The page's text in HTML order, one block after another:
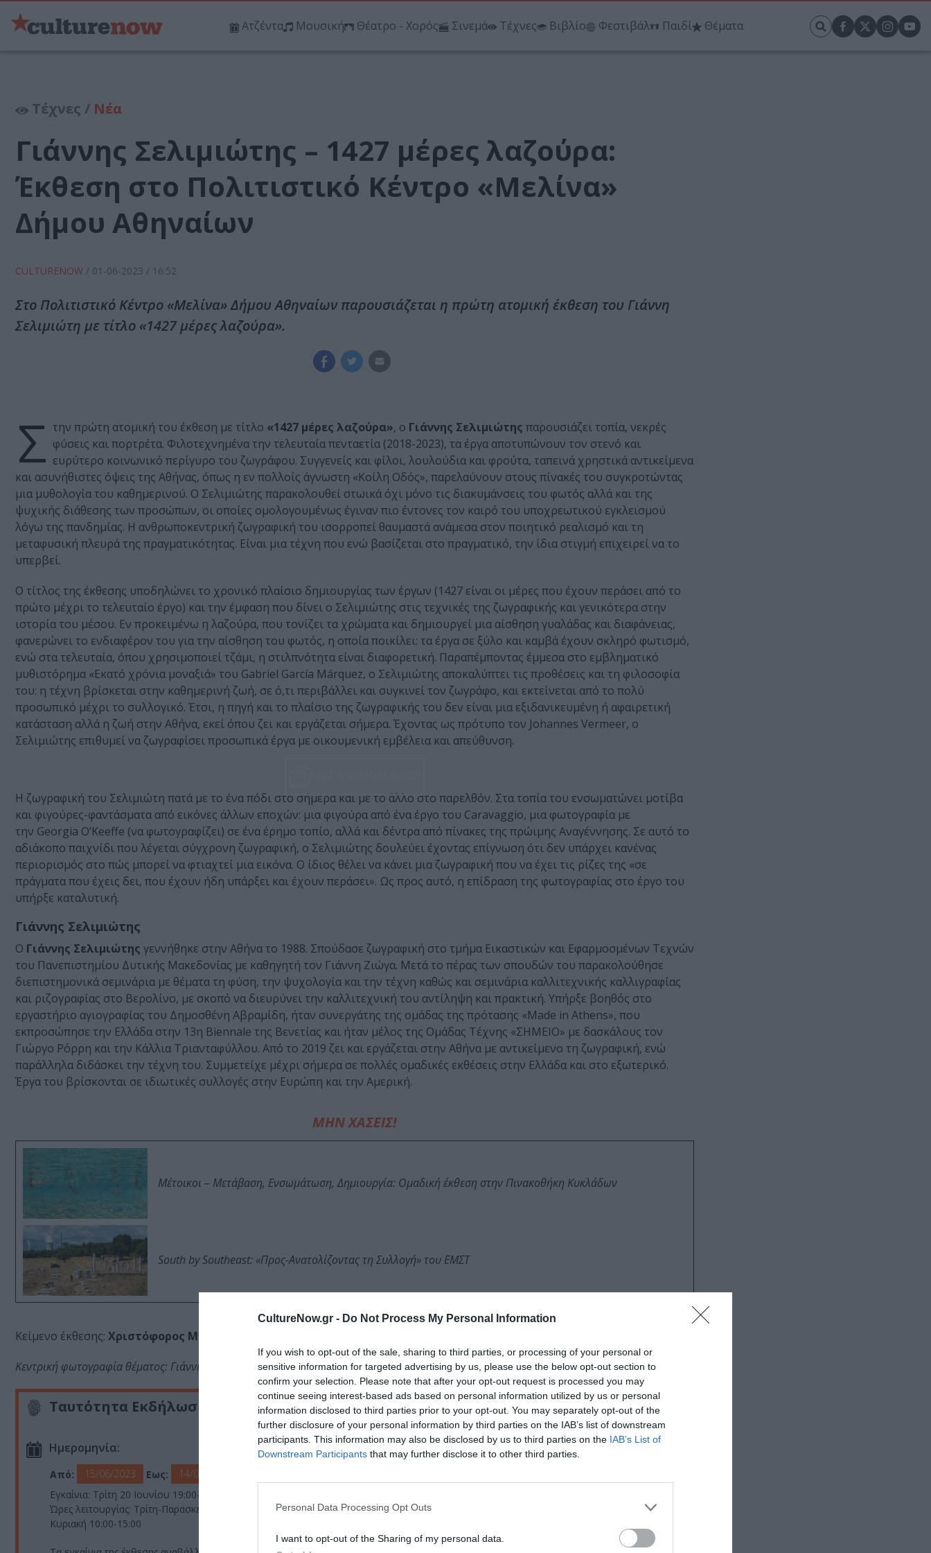
CultureNow.gr - Do Not Process My Personal Information
If you wish to opt-out of the sale, sharing to third parties, or processing of your personal or
sensitive information for targeted advertising by us, please use the below opt-out section to
confirm your selection. Please note that after your opt-out request is processed you may
continue seeing interest-based ads based on personal information utilized by us or personal
information disclosed to third parties prior to your opt-out. You may separately opt-out of the
further disclosure of your personal information by third parties on the IAB’s list of downstream
participants. This information may also be disclosed by us to third parties on the IAB’s List of
Downstream Participants that may further disclose it to other third parties.
Personal Data Processing Opt Outs
I want to opt-out of the Sharing of my personal data.
Ατζέντα Μουσική Θέατρο - Χορός Σινεμά Τέχνες Βιβλίο Φεστιβάλ Παιδί Θέματα
Τέχνες / Νέα
Γιάννης Σελιμιώτης – 1427 μέρες λαζούρα:
Έκθεση στο Πολιτιστικό Κέντρο «Μελίνα»
Δήμου Αθηναίων
CULTURENOW / 01-06-2023 / 16:52
Στο Πολιτιστικό Κέντρο «Μελίνα» Δήμου Αθηναίων παρουσιάζεται η πρώτη ατομική έκθεση του Γιάννη
Σελιμιώτη με τίτλο «1427 μέρες λαζούρα».
Σ την πρώτη ατομική του έκθεση με τίτλο «1427 μέρες λαζούρα», ο Γιάννης Σελιμιώτης παρουσιάζει τοπία, νεκρές
φύσεις και πορτρέτα. Φιλοτεχνημένα την τελευταία πενταετία (2018-2023), τα έργα αποτυπώνουν τον στενό και
ευρύτερο κοινωνικό περίγυρο του ζωγράφου. Συγγενείς και φίλοι, λουλούδια και φρούτα, ταπεινά χρηστικά αντικείμενα
και ασυνήθιστες όψεις της Αθήνας, όπως η εν πολλοίς άγνωστη «Κοίλη Οδός», παρελαύνουν στους πίνακές του συγκροτώντας
μια μυθολογία του καθημερινού. Ο Σελιμιώτης παρακολουθεί στωικά όχι μόνο τις διακυμάνσεις του φωτός αλλά και της
ψυχικής διάθεσης των προσώπων, οι οποίες ομολογουμένως έγιναν πιο έντονες τον καιρό του υποχρεωτικού εγκλεισμού
λόγω της πανδημίας. Η ανθρωποκεντρική ζωγραφική του ισορροπεί θαυμαστά ανάμεσα στον ποιητικό ρεαλισμό και τη
μεταφυσική πλευρά της πραγματικότητας. Είναι μια τέχνη που ενώ βασίζεται στο πραγματικό, την ίδια στιγμή επιχειρεί να το
υπερβεί.
Ο τίτλος της έκθεσης υποδηλώνει το χρονικό πλαίσιο δημιουργίας των έργων (1427 είναι οι μέρες που έχουν περάσει από το
πρώτο μέχρι το τελευταίο έργο) και την έμφαση που δίνει ο Σελιμιώτης στις τεχνικές της ζωγραφικής και γενικότερα στην
ιστορία του μέσου. Εν προκειμένω η λαζούρα, που τονίζει τα χρώματα και δημιουργεί μια αίσθηση γυαλάδας και διαφάνειας,
φανερώνει το ενδιαφέρον του για την αίσθηση του φωτός, η οποία ποικίλει: τα έργα σε ξύλο και καμβά έχουν σκληρό φωτισμό,
ενώ στα τελευταία, όπου χρησιμοποιεί τζάμι, η στιλπνότητα είναι διαφορετική. Παραπέμποντας έμμεσα στο εμβληματικό
μυθιστόρημα «Εκατό χρόνια μοναξιά» του Gabriel García Márquez, ο Σελιμιώτης αποκαλύπτει τις προθέσεις και τη φιλοσοφία
του: η τέχνη βρίσκεται στην καθημερινή ζωή, σε ό,τι περιβάλλει και συγκινεί τον ζωγράφο, και εκτείνεται από το πολύ
προσωπικό μέχρι το συλλογικό. Έτσι, η πηγή και το πλαίσιο της ζωγραφικής του δεν είναι μια εξιδανικευμένη ή αφαιρετική
κατάσταση αλλά η ζωή στην Αθήνα, εκεί όπου ζει και εργάζεται σήμερα. Έχοντας ως πρότυπο τον Johannes Vermeer, ο
Σελιμιώτης επιθυμεί να ζωγραφίσει προσωπικά έργα με οικουμενική εμβέλεια και απεύθυνση.
Η ζωγραφική του Σελιμιώτη πατά με το ένα πόδι στο σήμερα και με το άλλο στο παρελθόν. Στα τοπία του ενσωματώνει μοτίβα
και φιγούρες-φαντάσματα από εικόνες άλλων εποχών: μια φιγούρα από ένα έργο του Caravaggio, μια φωτογραφία με
την Georgia O’Keeffe (να φωτογραφίζει) σε ένα έρημο τοπίο, αλλά και δέντρα από πίνακες της πρώιμης Αναγέννησης. Σε αυτό το
αδιάκοπο παιχνίδι που λέγεται σύγχρονη ζωγραφική, ο Σελιμιώτης δουλεύει έχοντας επίγνωση ότι δεν υπάρχει κανένας
περιορισμός στο πώς μπορεί να φτιαχτεί μια εικόνα. Ο ίδιος θέλει να κάνει μια ζωγραφική που να έχει τις ρίζες της «σε
πράγματα που έχεις δει, που έχουν ήδη υπάρξει και έχουν περάσει». Ως προς αυτό, η επίδραση της φωτογραφίας στο έργο του
υπήρξε καταλυτική.
Γιάννης Σελιμιώτης
O Γιάννης Σελιμιώτης γεννήθηκε στην Αθήνα το 1988. Σπούδασε ζωγραφική στο τμήμα Εικαστικών και Εφαρμοσμένων Τεχνών
του Πανεπιστημίου Δυτικής Μακεδονίας με καθηγητή τον Γιάννη Ζιώγα. Μετά το πέρας των σπουδών του παρακολούθησε
διεπιστημονικά σεμινάρια με θέματα τη φύση, την ψυχολογία και την τέχνη καθώς και σεμινάρια καλλιτεχνικής καλλιγραφίας
και ριζογραφίας στο Βερολίνο, με σκοπό να διευρύνει την καλλιτεχνική του αντίληψη και πρακτική. Υπήρξε βοηθός στο
εργαστήριο αγιογραφίας του Δημοσθένη Αβραμίδη, ήταν συνεργάτης της ομάδας της πρότασης «Made in Athens», που
εκπροσώπησε την Ελλάδα στην 13η Biennale της Βενετίας και ήταν μέλος της Ομάδας Τέχνης «ΣΗΜΕΙΟ» με δασκάλους τον
Γιώργο Ρόρρη και την Κάλλια Τριανταφύλλου. Από το 2019 ζει και εργάζεται στην Αθήνα με αντικείμενο τη ζωγραφική, ενώ
παράλληλα διδάσκει την τέχνη του. Συμμετείχε μέχρι σήμερα σε πολλές ομαδικές εκθέσεις στην Ελλάδα και στο εξωτερικό.
Έργα του βρίσκονται σε ιδιωτικές συλλογές στην Ευρώπη και την Αμερική.
ΜΗΝ ΧΑΣΕΙΣ!
Μέτοικοι – Μετάβαση, Ενσωμάτωση, Δημιουργία: Ομαδική έκθεση στην Πινακοθήκη Κυκλάδων
South by Southeast: «Προς-Ανατολίζοντας τη Συλλογή» του ΕΜΣΤ
Κείμενο έκθεσης: Χριστόφορος Μαρίνος
Κεντρική φωτογραφία θέματος: Γιάννης Σελιμιώτης, «Δειλινό», 2020, λάδι σε τζάμι, 50 x 75 εκ.
Ταυτότητα Εκδήλωσης
Ημερομηνία:
Από: 15/06/2023 Εως:
14/07/2023
Εγκαίνια: Τρίτη 20 Ιουνίου 19:00- 22:00
Ώρες λειτουργίας: Τρίτη-Παρασκευή 11:00-19:00 | Σάββατο-
Κυριακή 10:00-15:00
Τοποθεσία:
και Θεσσαλονίκης, Θησείο
Πολιτιστικό Κέντρο Δήμου Αθηναίων “Μελίνα”